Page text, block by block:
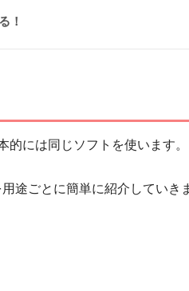
！
には同じソフトを使います。
途ごとに簡単に紹介していき